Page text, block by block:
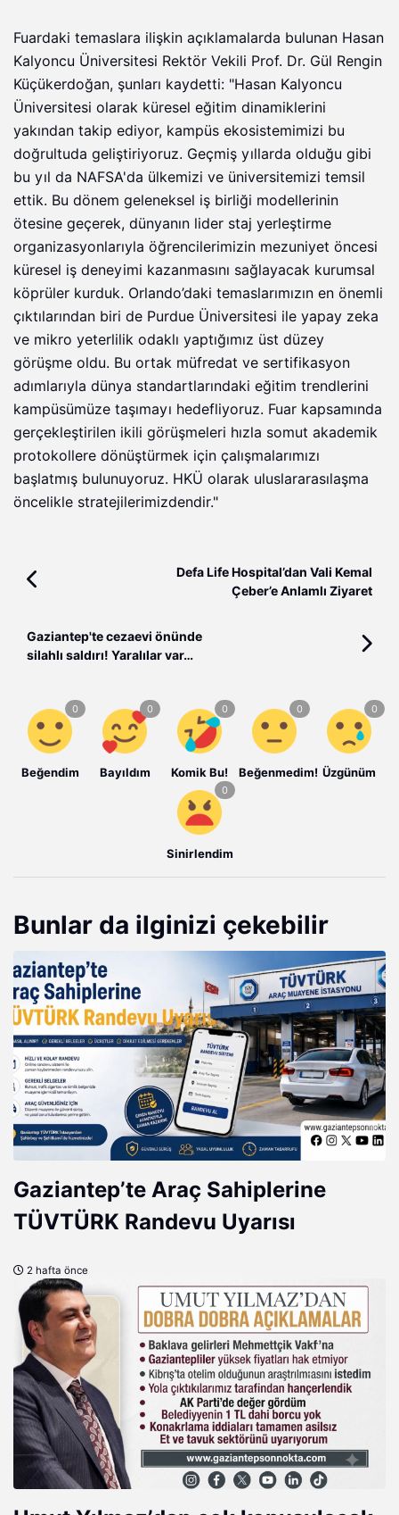
Fuardaki temaslara ilişkin açıklamalarda bulunan Hasan
Kalyoncu Üniversitesi Rektör Vekili Prof. Dr. Gül Rengin
Küçükerdoğan, şunları kaydetti: "Hasan Kalyoncu
Üniversitesi olarak küresel eğitim dinamiklerini
yakından takip ediyor, kampüs ekosistemimizi bu
doğrultuda geliştiriyoruz. Geçmiş yıllarda olduğu gibi
bu yıl da NAFSA'da ülkemizi ve üniversitemizi temsil
ettik. Bu dönem geleneksel iş birliği modellerinin
ötesine geçerek, dünyanın lider staj yerleştirme
organizasyonlarıyla öğrencilerimizin mezuniyet öncesi
küresel iş deneyimi kazanmasını sağlayacak kurumsal
köprüler kurduk. Orlando’daki temaslarımızın en önemli
çıktılarından biri de Purdue Üniversitesi ile yapay zeka
ve mikro yeterlilik odaklı yaptığımız üst düzey
görüşme oldu. Bu ortak müfredat ve sertifikasyon
adımlarıyla dünya standartlarındaki eğitim trendlerini
kampüsümüze taşımayı hedefliyoruz. Fuar kapsamında
gerçekleştirilen ikili görüşmeleri hızla somut akademik
protokollere dönüştürmek için çalışmalarımızı
başlatmış bulunuyoruz. HKÜ olarak uluslararasılaşma
öncelikle stratejilerimizdendir."
Defa Life Hospital’dan Vali Kemal
Çeber’e Anlamlı Ziyaret
Gaziantep'te cezaevi önünde
silahlı saldırı! Yaralılar var…
Beğendim Bayıldım Komik Bu! Beğenmedim! Üzgünüm
Sinirlendim
Bunlar da ilginizi çekebilir
Gaziantep’te Araç Sahiplerine
TÜVTÜRK Randevu Uyarısı
2 hafta önce